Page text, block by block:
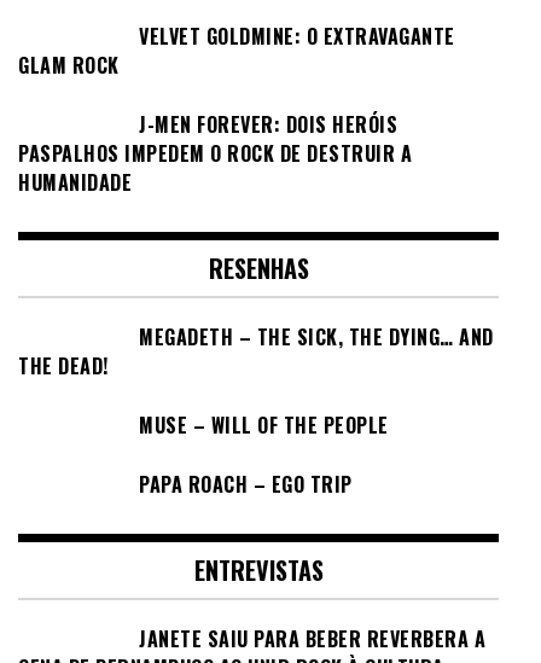
VELVET GOLDMINE: O EXTRAVAGANTE
GLAM ROCK
J-MEN FOREVER: DOIS HERÓIS
PASPALHOS IMPEDEM O ROCK DE DESTRUIR A
HUMANIDADE
RESENHAS
MEGADETH – THE SICK, THE DYING… AND
THE DEAD!
MUSE – WILL OF THE PEOPLE
PAPA ROACH – EGO TRIP
ENTREVISTAS
JANETE SAIU PARA BEBER REVERBERA A